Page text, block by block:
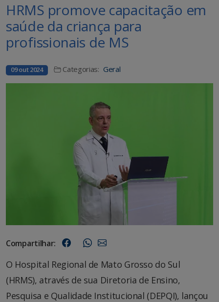
HRMS promove capacitação em
saúde da criança para
profissionais de MS
09 out 2024 Categorias: Geral
Compartilhar:
O Hospital Regional de Mato Grosso do Sul
(HRMS), através de sua Diretoria de Ensino,
Pesquisa e Qualidade Institucional (DEPQI), lançou